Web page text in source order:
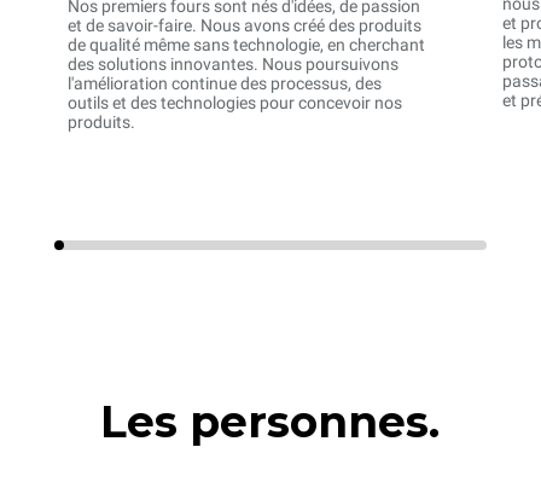
Nos premiers fours sont nés d'idées, de passion
et de savoir-faire. Nous avons créé des produits
de qualité même sans technologie, en cherchant
des solutions innovantes. Nous poursuivons
l'amélioration continue des processus, des
outils et des technologies pour concevoir nos
produits.
et
les
et
Les personnes.